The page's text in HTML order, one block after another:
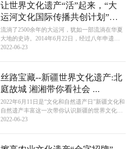
让世界文化遗产“活”起来，“大
运河文化国际传播共创计划”推
出
流淌了2500余年的大运河，犹如一部流淌在华夏
大地的史诗。2014年6月22日，经过八年申遗
路，第38届世界遗产委员会会议同意将中国大运
2022-06-23
丝路宝藏--新疆世界文化遗产:北
庭故城 湘湘带你看社会 ...
2022年6月11日是“文化和自然遗产日”新疆文化和
自然遗产丰富这一次带你认识新疆的世界文化遗
产 新疆的世界文化遗产有两项，一是1987年随长
2022-06-23